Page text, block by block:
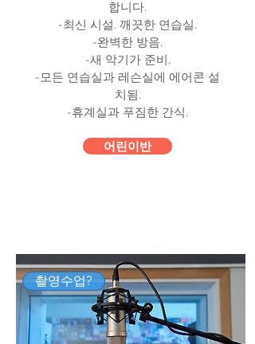
합니다.
-최신 시설. 깨끗한 연습실.
-완벽한 방음.
-새 악기가 준비.
-모든 연습실과 레슨실에 에어콘 설
치됨.
​-휴계실과 푸짐한 간식.
어린이반
촬영수업?